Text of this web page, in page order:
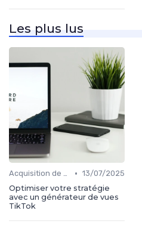
Les plus lus
Acquisition de médias • 13/07/2025
Optimiser votre stratégie
avec un générateur de vues
TikTok